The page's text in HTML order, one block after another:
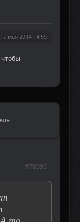
17 мая 2014 14:59
чтобы
#78099